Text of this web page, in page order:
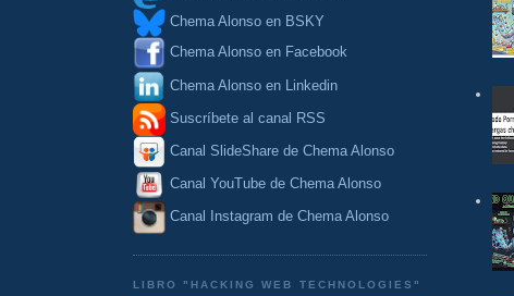
Chema Alonso en BSKY
Chema Alonso en Facebook
Chema Alonso en Linkedin
Suscríbete al canal RSS
Canal SlideShare de Chema Alonso
Canal YouTube de Chema Alonso
Canal Instagram de Chema Alonso
LIBRO "HACKING WEB TECHNOLOGIES"